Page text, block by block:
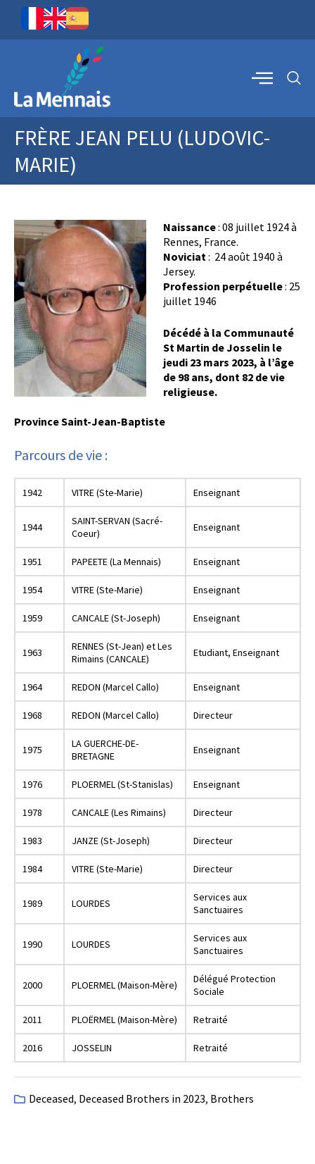
FRÈRE JEAN PELU (LUDOVIC-
MARIE)
Naissance: 08 juillet 1924 à
Rennes, France.
Noviciat: 24 août 1940 à
Jersey.
Profession perpétuelle: 25
juillet 1946
Décédé à la Communauté
St Martin de Josselin le
jeudi 23 mars 2023, à l’âge
de 98 ans, dont 82 de vie
religieuse.
Province Saint-Jean-Baptiste
Parcours de vie :
1942 VITRE (Ste-Marie) Enseignant
1944
SAINT-SERVAN (Sacré-
Coeur)
Enseignant
1951 PAPEETE (La Mennais) Enseignant
1954 VITRE (Ste-Marie) Enseignant
1959 CANCALE (St-Joseph) Enseignant
1963
RENNES (St-Jean) et Les
Rimains (CANCALE)
Etudiant, Enseignant
1964 REDON (Marcel Callo) Enseignant
1968 REDON (Marcel Callo) Directeur
1975
LA GUERCHE-DE-
BRETAGNE
Enseignant
1976 PLOERMEL (St-Stanislas) Enseignant
1978 CANCALE (Les Rimains) Directeur
1983 JANZE (St-Joseph) Directeur
1984 VITRE (Ste-Marie) Directeur
1989 LOURDES
Services aux
Sanctuaires
1990 LOURDES
Services aux
Sanctuaires
2000 PLOERMEL (Maison-Mère)
Délégué Protection
Sociale
2011 PLOËRMEL (Maison-Mère) Retraité
2016 JOSSELIN Retraité
Deceased, Deceased Brothers in 2023, Brothers